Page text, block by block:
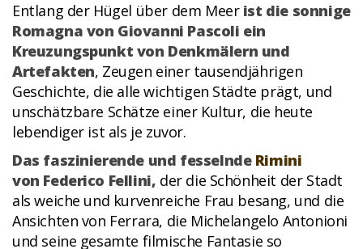
Entlang der Hügel über dem Meer ist die sonnige
Romagna von Giovanni Pascoli ein
Kreuzungspunkt von Denkmälern und
Artefakten, Zeugen einer tausendjährigen
Geschichte, die alle wichtigen Städte prägt, und
unschätzbare Schätze einer Kultur, die heute
lebendiger ist als je zuvor.
Das faszinierende und fesselnde Rimini
von Federico Fellini, der die Schönheit der Stadt
als weiche und kurvenreiche Frau besang, und die
Ansichten von Ferrara, die Michelangelo Antonioni
und seine gesamte filmische Fantasie so